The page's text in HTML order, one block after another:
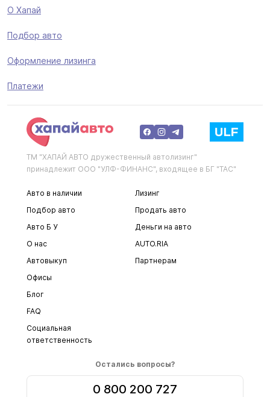
О Хапай
Подбор авто
Оформление лизинга
Платежи
ТМ "ХАПАЙ АВТО дружественный автолизинг"
принадлежит ООО "УЛФ-ФИНАНС", входящее в БГ "ТАС"
Авто в наличии
Подбор авто
Авто Б У
О нас
Автовыкуп
Лизинг
Продать авто
Деньги на авто
AUTO.RIA
Партнерам
Офисы
Блог
FAQ
Социальная
ответственность
Остались вопросы?
0 800 200 727